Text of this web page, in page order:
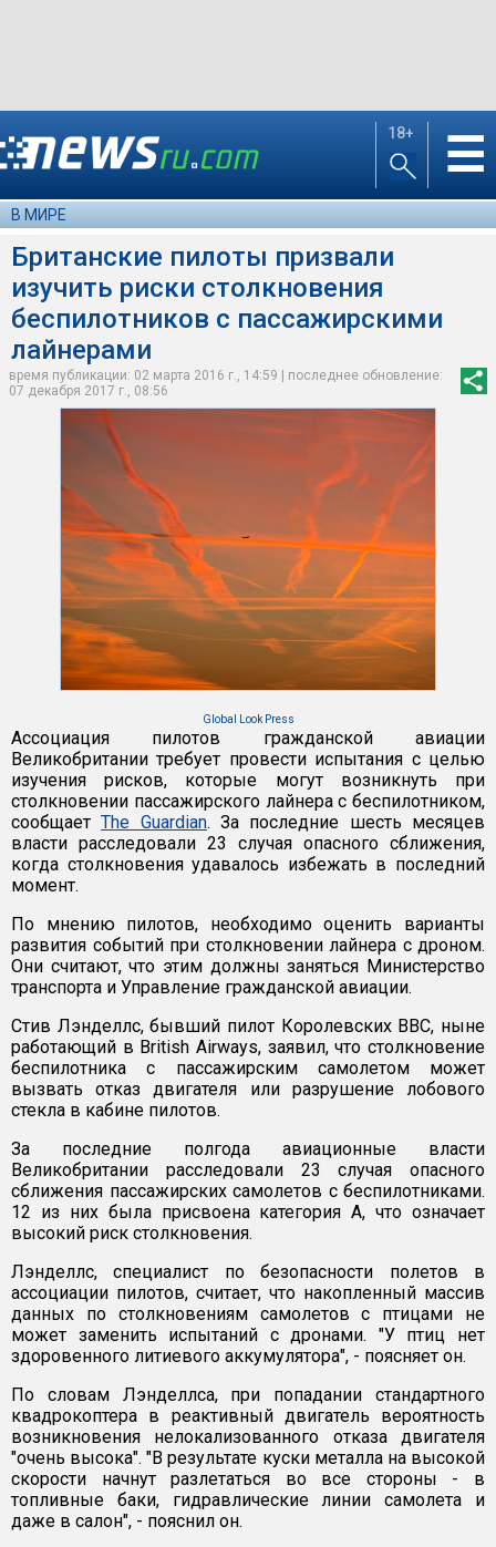
18+ ☰
В МИРЕ
Британские пилоты призвали
изучить риски столкновения
беспилотников с пассажирскими
лайнерами
время публикации: 02 марта 2016 г., 14:59 | последнее обновление:
07 декабря 2017 г., 08:56
Global Look Press
Ассоциация пилотов гражданской авиации
Великобритании требует провести испытания с целью
изучения рисков, которые могут возникнуть при
столкновении пассажирского лайнера с беспилотником,
сообщаетThe Guardian. За последние шесть месяцев
власти расследовали 23 случая опасного сближения,
когда столкновения удавалось избежать в последний
момент.
По мнению пилотов, необходимо оценить варианты
развития событий при столкновении лайнера с дроном.
Они считают, что этим должны заняться Министерство
транспорта и Управление гражданской авиации.
Стив Лэнделлс, бывший пилот Королевских ВВС, ныне
работающий в British Airways, заявил, что столкновение
беспилотника с пассажирским самолетом может
вызвать отказ двигателя или разрушение лобового
стекла в кабине пилотов.
За последние полгода авиационные власти
Великобритании расследовали 23 случая опасного
сближения пассажирских самолетов с беспилотниками.
12 из них была присвоена категория А, что означает
высокий риск столкновения.
Лэнделлс, специалист по безопасности полетов в
ассоциации пилотов, считает, что накопленный массив
данных по столкновениям самолетов с птицами не
может заменить испытаний с дронами. "У птиц нет
здоровенного литиевого аккумулятора", - поясняет он.
По словам Лэнделлса, при попадании стандартного
квадрокоптера в реактивный двигатель вероятность
возникновения нелокализованного отказа двигателя
"очень высока". "В результате куски металла на высокой
скорости начнут разлетаться во все стороны - в
топливные баки, гидравлические линии самолета и
даже в салон", - пояснил он.